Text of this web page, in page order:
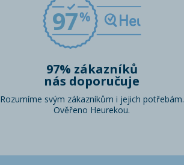
97
97% zákazníků
nás doporučuje
Rozumíme svým zákazníkům i jejich potřebám.
Ověřeno Heurekou.